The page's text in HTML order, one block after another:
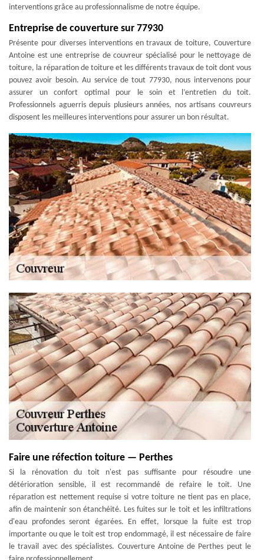
interventions grâce au professionnalisme de notre équipe.
Entreprise de couverture sur 77930
Présente pour diverses interventions en travaux de toiture, Couverture
Antoine est une entreprise de couvreur spécialisé pour le nettoyage de
toiture, la réparation de toiture et les différents travaux de toit dont vous
pouvez avoir besoin. Au service de tout 77930, nous intervenons pour
assurer un confort optimal pour le soin et l’entretien du toit.
Professionnels aguerris depuis plusieurs années, nos artisans couvreurs
disposent les meilleures interventions pour assurer un bon résultat.
Faire une réfection toiture — Perthes
Si la rénovation du toit n'est pas suffisante pour résoudre une
détérioration sensible, il est recommandé de refaire le toit. Une
réparation est nettement requise si votre toiture ne tient pas en place,
afin de maintenir son étanchéité. Les fuites sur le toit et les infiltrations
d'eau profondes seront égarées. En effet, lorsque la fuite est trop
importante ou que le toit est trop endommagé, il est nécessaire de faire
le travail avec des spécialistes. Couverture Antoine de Perthes peut le